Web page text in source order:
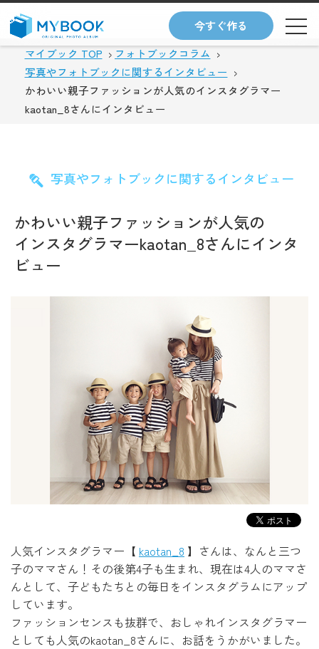
今すぐ作る
マイブック TOP
フォトブックコラム
写真やフォトブックに関するインタビュー
かわいい親子ファッションが人気のインスタグラマー
kaotan_8さんにインタビュー
写真やフォトブックに関するインタビュー
かわいい親子ファッションが人気の
インスタグラマーkaotan_8さんにインタ
ビュー
人気インスタグラマー【 kaotan_8 】さんは、なんと三つ
子のママさん！その後第4子も生まれ、現在は4人のママさ
んとして、子どもたちとの毎日をインスタグラムにアップ
しています。
ファッションセンスも抜群で、おしゃれインスタグラマー
としても人気のkaotan_8さんに、お話をうかがいました。